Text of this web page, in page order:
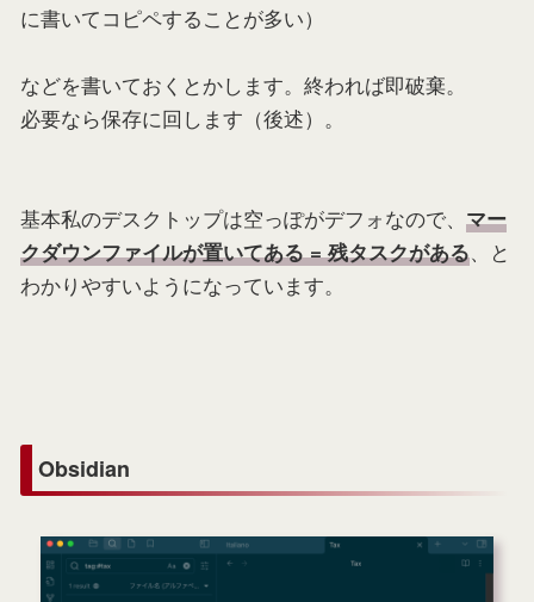
に書いてコピペすることが多い）
などを書いておくとかします。終われば即破棄。
必要なら保存に回します（後述）。
基本私のデスクトップは空っぽがデフォなので、 マー
クダウンファイルが置いてある = 残タスクがある、と
わかりやすいようになっています。
Obsidian